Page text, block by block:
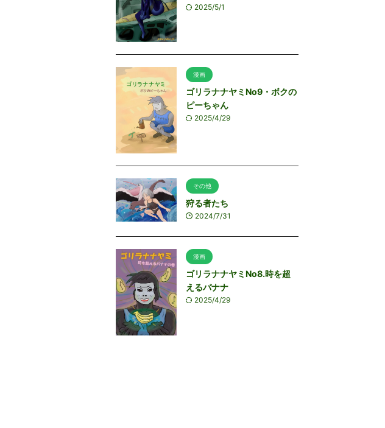
2025/5/1
漫画
ゴリラナナヤミNo9・ボクの
ピーちゃん
2025/4/29
その他
狩る者たち
2024/7/31
漫画
ゴリラナナヤミNo8.時を超
えるバナナ
2025/4/29